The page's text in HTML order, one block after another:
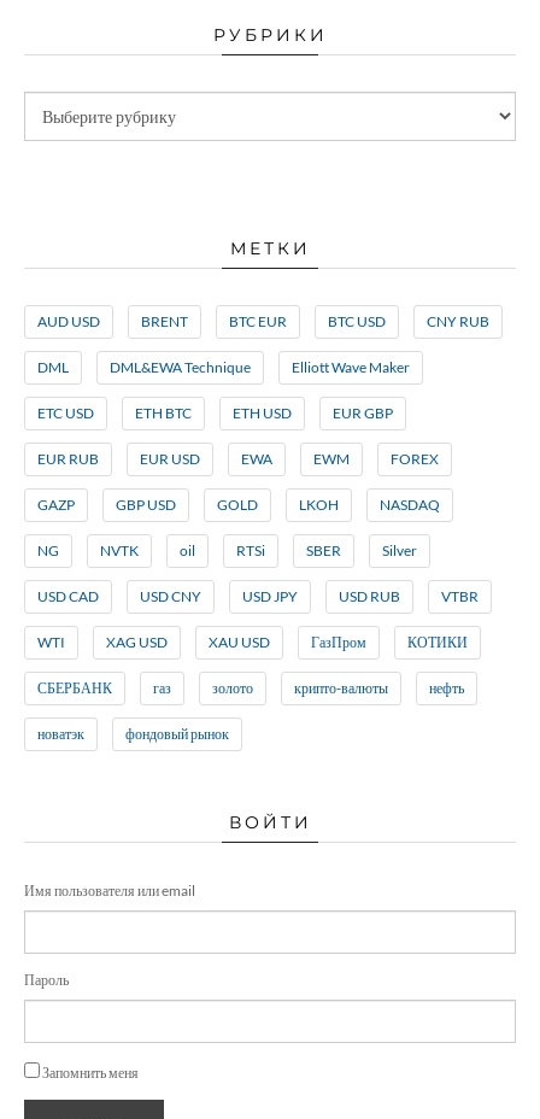
РУБРИКИ
МЕТКИ
AUD USD BRENT BTC EUR BTC USD CNY RUB
DML DML&EWA Technique Elliott Wave Maker
ETC USD ETH BTC ETH USD EUR GBP
EUR RUB EUR USD EWA EWM FOREX
GAZP GBP USD GOLD LKOH NASDAQ
NG NVTK oil RTSi SBER Silver
USD CAD USD CNY USD JPY USD RUB VTBR
WTI XAG USD XAU USD ГазПром КОТИКИ
СБЕРБАНК газ золото крипто-валюты нефть
новатэк фондовый рынок
ВОЙТИ
Имя пользователя или email
Пароль
Запомнить меня